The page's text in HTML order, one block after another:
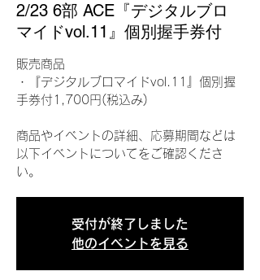
2/23 6部 ACE『デジタルブロ
マイドvol.11』個別握手券付
販売商品
・『デジタルブロマイドvol.11』個別握
手券付1,700円(税込み)
商品やイベントの詳細、応募期間などは
以下イベントについてをご確認くださ
い。
受付が終了しました
他のイベントを見る